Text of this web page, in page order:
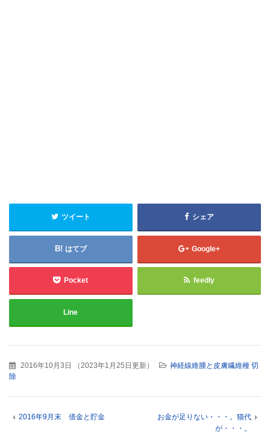
ツイート シェア
はてブ Google+
Pocket feedly
Line
2016年10月3日 （2023年1月25日更新）
神経線維腫と皮膚繊維種 切
除
2016年9月末 借金と貯金
お金が足りない・・・。猫代
が・・・。